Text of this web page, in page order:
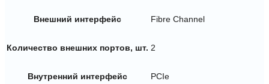
Внешний интерфейс Fibre Channel
Количество внешних портов, шт. 2
Внутренний интерфейс PCIe